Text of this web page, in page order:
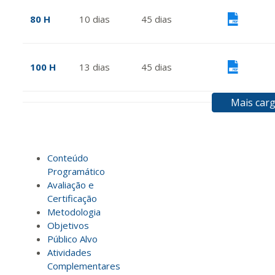
80 H 10 dias 45 dias
100 H 13 dias 45 dias
140 H 18
160 H 20dias
180 H 23dias
Mais
Conteúdo
Programático
Avaliação e
Certificação
Metodologia
Objetivos
Público Alvo
Atividades
Complementares